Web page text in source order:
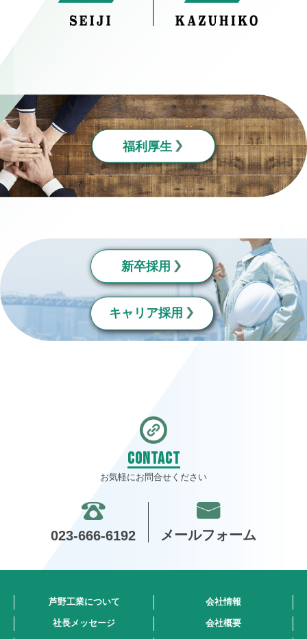
福利厚生
新卒採用
キャリア採用
CONTACT
お気軽にお問合せください
023-666-6192 メールフォーム
芦野工業について 会社情報
社長メッセージ 会社概要